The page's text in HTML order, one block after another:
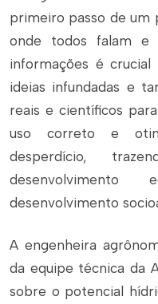
primeiro passo de um
onde todos falam e
informações é
ideias infundadas e
reais e científicos
uso correto e
desperdício,
desenvolvimento
desenvolvimento
A engenheira
da equipe técnica da
sobre o potencial